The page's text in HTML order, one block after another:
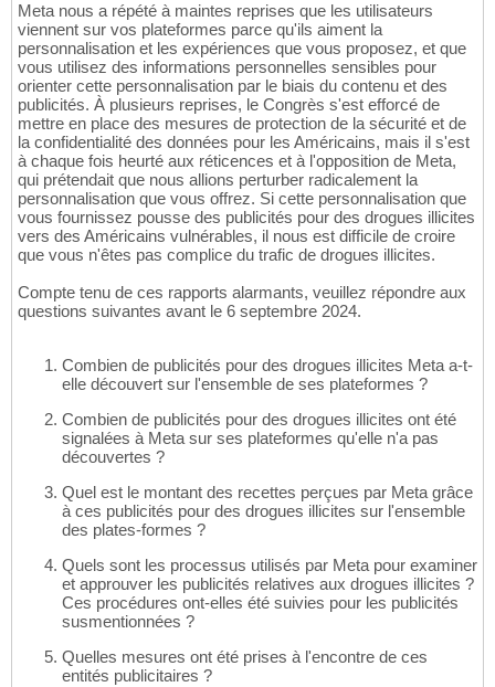
Meta nous a répété à maintes reprises que les utilisateurs
viennent sur vos plateformes parce qu'ils aiment la
personnalisation et les expériences que vous proposez, et que
vous utilisez des informations personnelles sensibles pour
orienter cette personnalisation par le biais du contenu et des
publicités. À plusieurs reprises, le Congrès s'est efforcé de
mettre en place des mesures de protection de la sécurité et de
la confidentialité des données pour les Américains, mais il s'est
à chaque fois heurté aux réticences et à l'opposition de Meta,
qui prétendait que nous allions perturber radicalement la
personnalisation que vous offrez. Si cette personnalisation que
vous fournissez pousse des publicités pour des drogues illicites
vers des Américains vulnérables, il nous est difficile de croire
que vous n'êtes pas complice du trafic de drogues illicites.
Compte tenu de ces rapports alarmants, veuillez répondre aux
questions suivantes avant le 6 septembre 2024.
Combien de publicités pour des drogues illicites Meta a-t-
elle découvert sur l'ensemble de ses plateformes ?
Combien de publicités pour des drogues illicites ont été
signalées à Meta sur ses plateformes qu'elle n'a pas
découvertes ?
Quel est le montant des recettes perçues par Meta grâce
à ces publicités pour des drogues illicites sur l'ensemble
des plates-formes ?
Quels sont les processus utilisés par Meta pour examiner
et approuver les publicités relatives aux drogues illicites ?
Ces procédures ont-elles été suivies pour les publicités
susmentionnées ?
Quelles mesures ont été prises à l'encontre de ces
entités publicitaires ?